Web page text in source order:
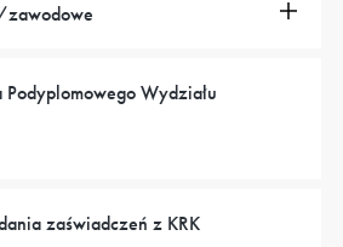
zawodowe
Podyplomowego Wydziału
zaświadczeń z KRK